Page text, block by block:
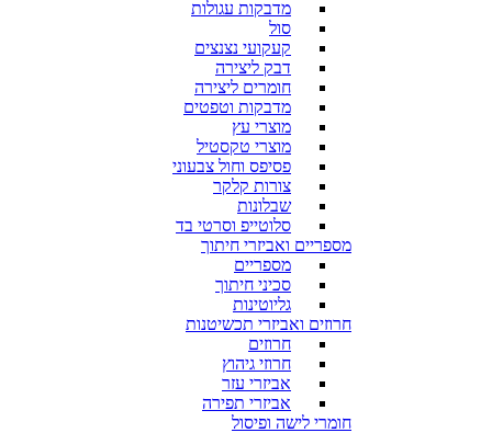
מדבקות עגולות
סול
קעקועי נצנצים
דבק ליצירה
חומרים ליצירה
מדבקות וטפטים
מוצרי עץ
מוצרי טקסטיל
פסיפס וחול צבעוני
צורות קלקר
שבלונות
סלוטייפ וסרטי בד
מספריים ואביזרי חיתוך
מספריים
סכיני חיתוך
גליוטינות
חרוזים ואביזרי תכשיטנות
חרוזים
חרוזי גיהוץ
אביזרי עזר
אביזרי תפירה
חומרי לישה ופיסול